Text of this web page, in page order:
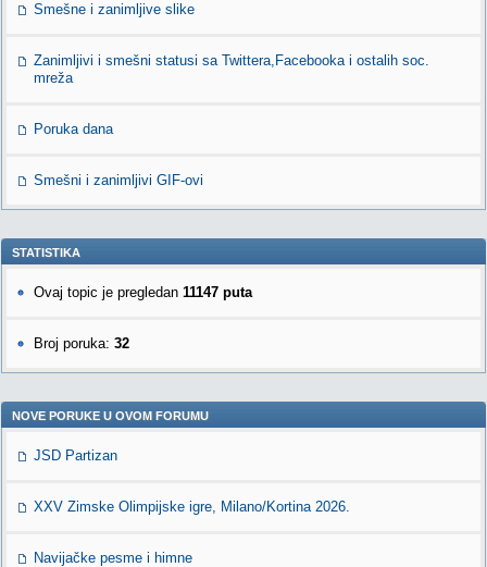
Smešne i zanimljive slike
Zanimljivi i smešni statusi sa Twittera,Facebooka i ostalih soc.
mreža
Poruka dana
Smešni i zanimljivi GIF-ovi
STATISTIKA
Ovaj topic je pregledan 11147 puta
Broj poruka: 32
NOVE PORUKE U OVOM FORUMU
JSD Partizan
XXV Zimske Olimpijske igre, Milano/Kortina 2026.
Navijačke pesme i himne